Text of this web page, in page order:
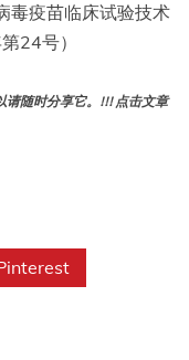
毒疫苗临床试验技术
24号）
请随时分享它。!!! 点击文章